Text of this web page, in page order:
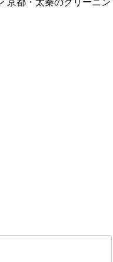
京都・太秦のクリーニン